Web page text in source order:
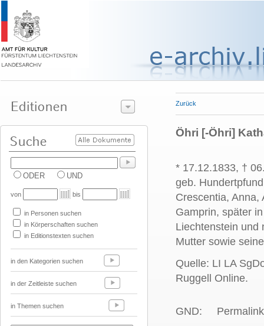
ODER UND
von bis
in Personen suchen
in Körperschaften suchen
in Editionstexten suchen
in den Kategorien suchen
in der Zeitleiste suchen
in Themen suchen
Zurück
Öhri [-Öhri]
* 17.12.1833, †
geb.
Crescentia,
Gamprin, später
Liechtenstein und
Mutter sowie
Quelle: LI LA
Ruggell Online.
GND: